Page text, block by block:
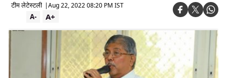
टीम लेटेस्टली |Aug 22, 2022 08:20 PM IST
A+
A-